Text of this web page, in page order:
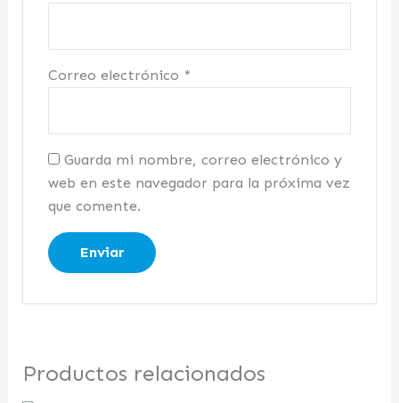
Correo electrónico *
Guarda mi nombre, correo electrónico y
web en este navegador para la próxima vez
que comente.
Productos relacionados